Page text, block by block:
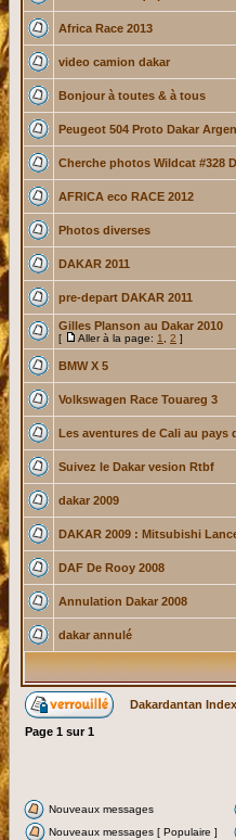
Africa Race 2013
video camion dakar
Bonjour à toutes & à tous
Peugeot 504 Proto Dakar
Cherche photos Wildcat #328
AFRICA eco RACE 2012
Photos diverses
DAKAR 2011
pre-depart DAKAR 2011
Gilles Planson au Dakar 2010
[ Aller à la page: 1 2 ]
BMW X 5
Volkswagen Race Touareg 3
Les aventures de Cali au pays
Suivez le Dakar vesion Rtbf
dakar 2009
DAKAR 2009 : Mitsubishi
DAF De Rooy 2008
Annulation Dakar 2008
dakar annulé
Dakardantan
Page 1 sur1
Nouveaux messages
Nouveaux messages [ Populaire ]